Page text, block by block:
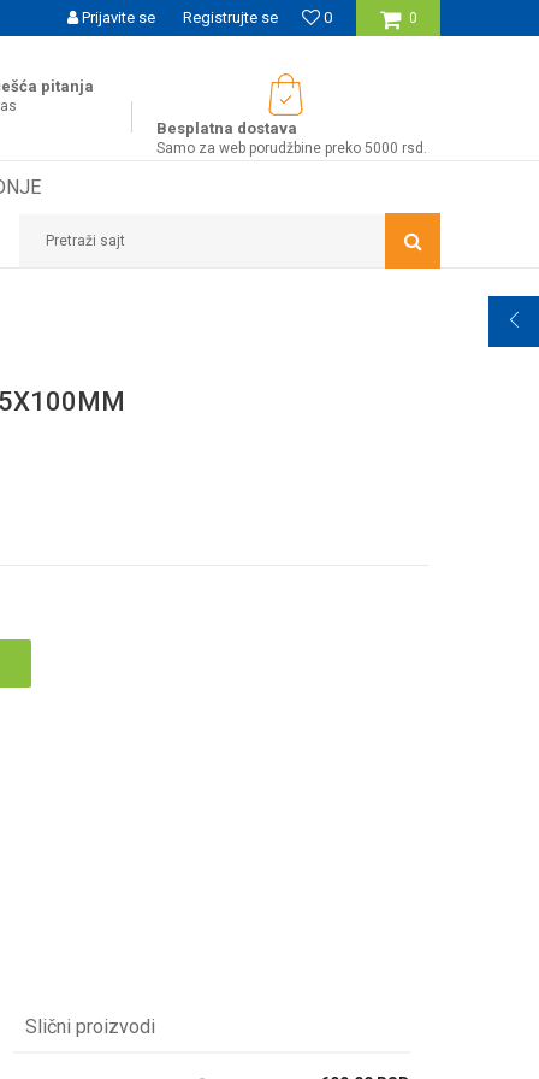
SIGURNO PLAĆANJE PLATNIM KARTICAMA 0
0
Prijavite se Registrujte se
pitanja
Besplatna dostava
Samo za web porudžbine preko 5000 rsd.
Pretraži sajt
Slični proizvodi